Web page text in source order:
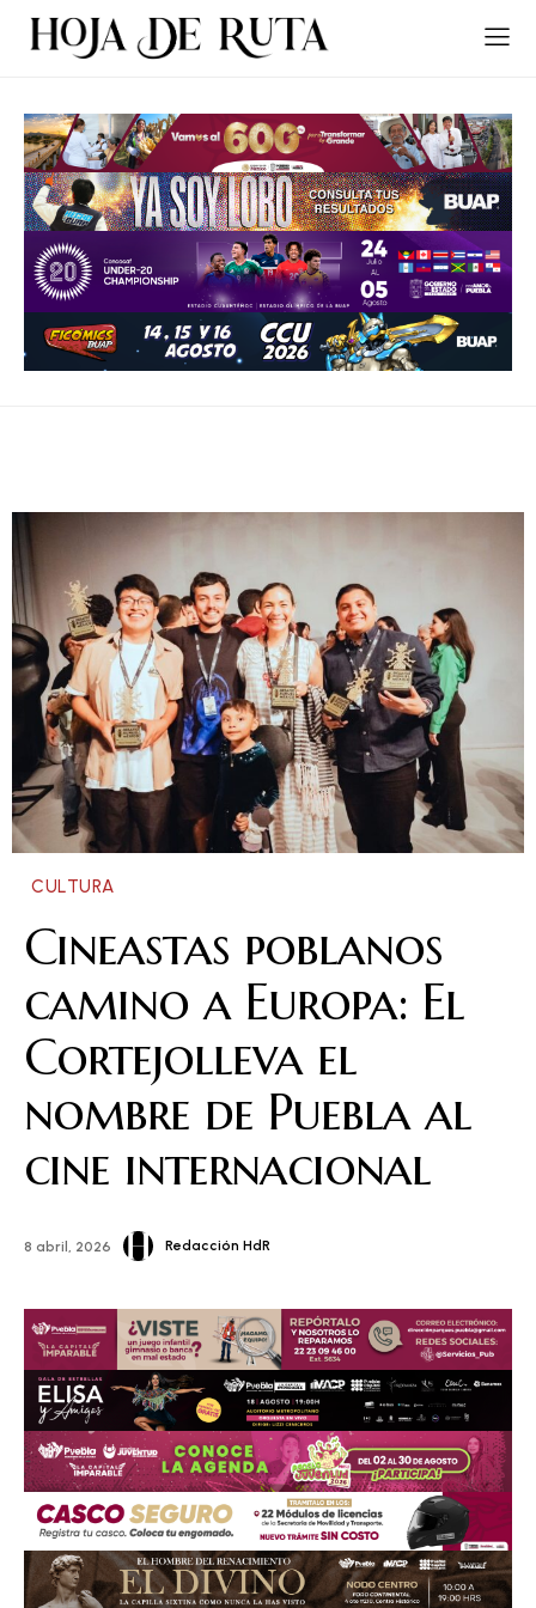
CULTURA
Cineastas poblanos
camino a Europa: El
Cortejolleva el
nombre de Puebla al
cine internacional
8 abril, 2026 Redacción HdR